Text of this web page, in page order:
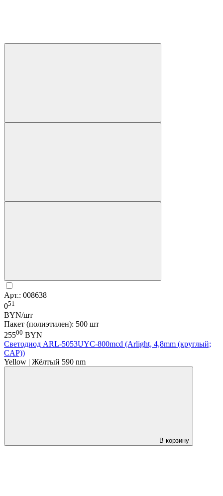
Арт.: 008638
051
BYN/шт
Пакет (полиэтилен): 500 шт
25500 BYN
Светодиод ARL-5053UYC-800mcd (Arlight, 4,8mm (круглый;
CAP))
Yellow | Жёлтый 590 nm
В корзину